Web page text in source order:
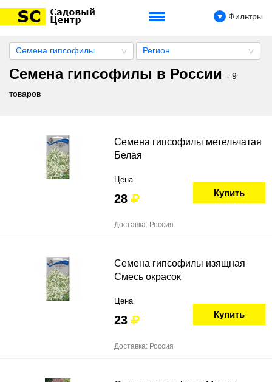
Фильтры
Семена гипсофилы Регион
Семена гипсофилы в России - 9
товаров
Семена гипсофилы метельчатая
Белая
Цена
28 Купить
Доставка: Россия
Семена гипсофилы изящная
Смесь окрасок
Цена
23 Купить
Доставка: Россия